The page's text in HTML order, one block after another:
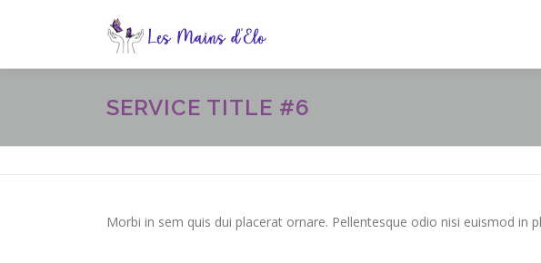
SERVICE TITLE #6
Morbi in sem quis dui placerat ornare. Pellentesque odio nisi euismod in